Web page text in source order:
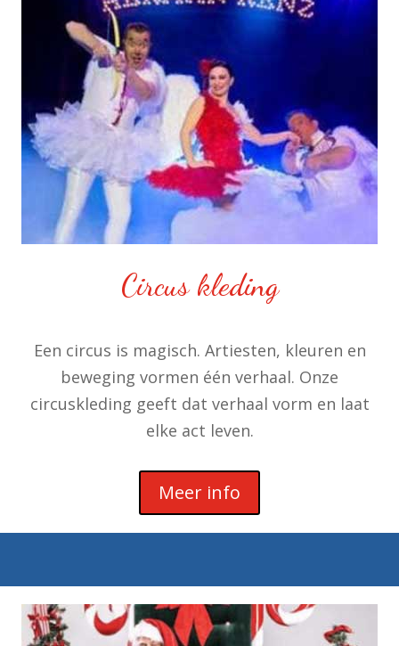
Circus kleding
Een circus is magisch. Artiesten, kleuren en
beweging vormen één verhaal. Onze
circuskleding geeft dat verhaal vorm en laat
elke act leven.
Meer info